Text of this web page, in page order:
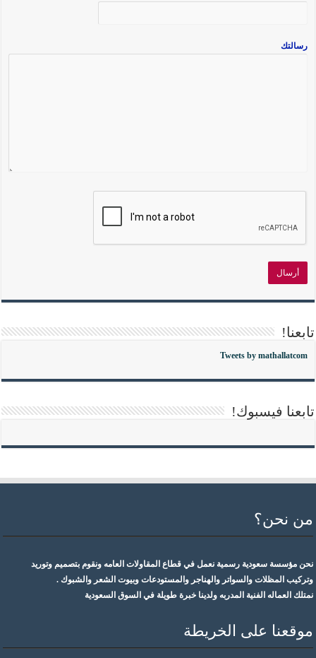
رسالتك
تابعنا!
Tweets by mathallatcom
تابعنا فيسبوك!
من نحن؟
نحن مؤسسة سعودية رسمية نعمل في قطاع المقاولات العامه ونقوم بتصميم وتوريد
وتركيب المظلات والسواتر والهناجر والمستودعات وبيوت الشعر والشبوك .
نمتلك العماله الفنية المدربه ولدينا خبرة طويلة في السوق السعودية
موقعنا على الخريطة